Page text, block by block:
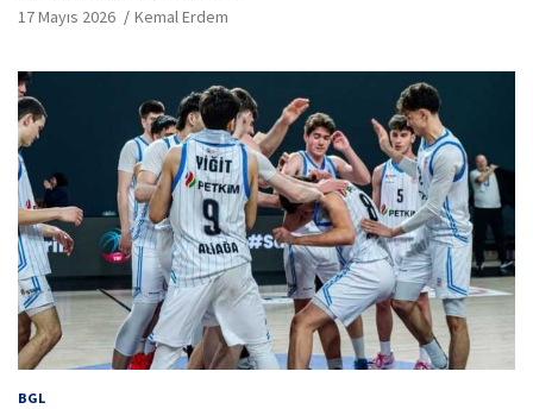
17 Mayıs 2026 Kemal Erdem
BGL